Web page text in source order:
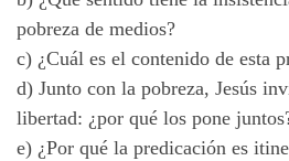
pobreza de medios?
c) ¿Cuál es el contenido de esta
d) Junto con la pobreza, Jesús
libertad: ¿por qué los pone
e) ¿Por qué la predicación es